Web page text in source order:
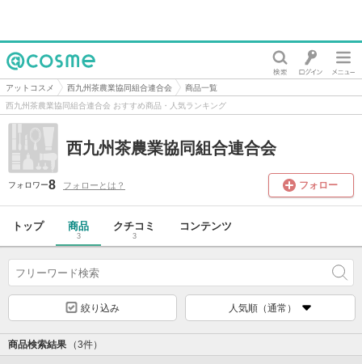
@cosme
アットコスメ 西九州茶農業協同組合連合会
商品一覧
西九州茶農業協同組合連合会 おすすめ商品・人気ランキング
西九州茶農業協同組合連合会
フォロワー8 フォローとは？ フォロー
トップ 商品
3
クチコミ
3
コンテンツ
絞り込み 人気順（通常）
商品検索結果 （3件）